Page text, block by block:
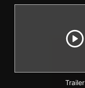
Trailer